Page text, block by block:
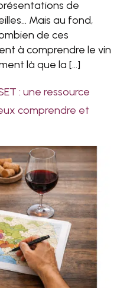
de
Mais au fond,
de ces
à comprendre le vin
là que la […]
: une ressource
comprendre et